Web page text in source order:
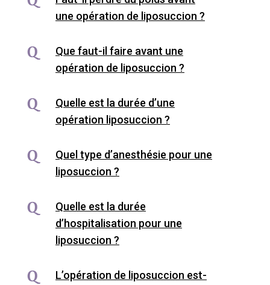
une opération de liposuccion ?
Que faut-il faire avant une
opération de liposuccion ?
Quelle est la durée d’une
opération liposuccion ?
Quel type d’anesthésie pour une
liposuccion ?
Quelle est la durée
d’hospitalisation pour une
liposuccion ?
L’opération de liposuccion est-